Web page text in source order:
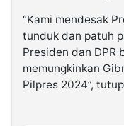
“Kami mendesak
tunduk dan patuh
Presiden dan DPR
memungkinkan
Pilpres 2024”,